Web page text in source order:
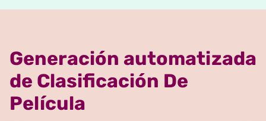
Generación automatizada
de Clasificación De
Película